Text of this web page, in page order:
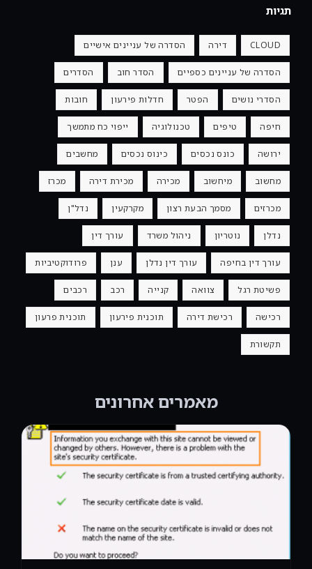
תגיות
CLOUD דירה הסדרה של עניינים אישיים
הסדרה של עניינים כספיים הסדר חוב הסדרים
הסדרי נושים הפטר חדלות פירעון חובות
חיפה טיפים טכנולוגיה ייפוי כח מתמשך
ירושה כונס נכסים כינוס נכסים מחשבים
מחשוב מיחשוב מכירה מכירת דירה מכרז
מכרזים מסמך הבעת רצון מקרקעין נדל"ן
נדלן נוטריון ניהול משרד עורך דין
עורך דין בחיפה עורך דין נדלן ענן פרודוקטיביות
פשיטת רגל צוואה קנייה רכב רכבים
רכישה רכישת דירה תוכנית פירעון תוכנית פרעון
תקשורת
מאמרים אחרונים